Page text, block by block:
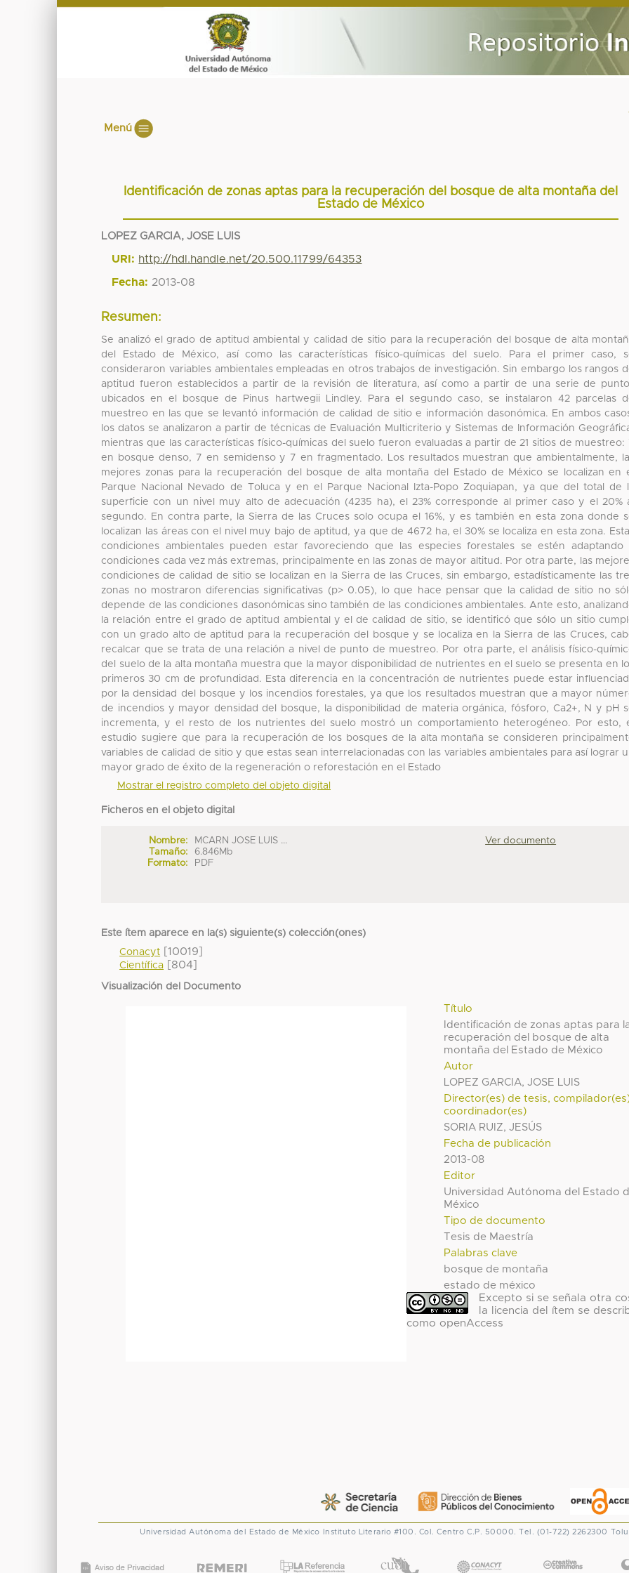
Menú
Identificación de zonas aptas para la recuperación del bosque de alta montaña del
Estado de México
LOPEZ GARCIA, JOSE LUIS
URI: http://hdl.handle.net/20.500.11799/64353
Fecha: 2013-08
Resumen:
Se analizó el grado de aptitud ambiental y calidad de sitio para la recuperación del bosque de alta
del Estado de México, así como las características físico-químicas del suelo. Para el primer caso,
consideraron variables ambientales empleadas en otros trabajos de investigación. Sin embargo los rangos
aptitud fueron establecidos a partir de la revisión de literatura, así como a partir de una serie de
ubicados en el bosque de Pinus hartwegii Lindley. Para el segundo caso, se instalaron 42 parcelas
muestreo en las que se levantó información de calidad de sitio e información dasonómica. En ambos
los datos se analizaron a partir de técnicas de Evaluación Multicriterio y Sistemas de Información
mientras que las características físico-químicas del suelo fueron evaluadas a partir de 21 sitios de muestreo:
en bosque denso, 7 en semidenso y 7 en fragmentado. Los resultados muestran que ambientalmente,
mejores zonas para la recuperación del bosque de alta montaña del Estado de México se localizan en
Parque Nacional Nevado de Toluca y en el Parque Nacional Izta-Popo Zoquiapan, ya que del total de
superficie con un nivel muy alto de adecuación (4235 ha), el 23% corresponde al primer caso y el 20%
segundo. En contra parte, la Sierra de las Cruces solo ocupa el 16%, y es también en esta zona donde
localizan las áreas con el nivel muy bajo de aptitud, ya que de 4672 ha, el 30% se localiza en esta zona.
condiciones ambientales pueden estar favoreciendo que las especies forestales se estén adaptando
condiciones cada vez más extremas, principalmente en las zonas de mayor altitud. Por otra parte, las
condiciones de calidad de sitio se localizan en la Sierra de las Cruces, sin embargo, estadísticamente las
zonas no mostraron diferencias significativas (p> 0.05), lo que hace pensar que la calidad de sitio no
depende de las condiciones dasonómicas sino también de las condiciones ambientales. Ante esto,
la relación entre el grado de aptitud ambiental y el de calidad de sitio, se identificó que sólo un sitio
con un grado alto de aptitud para la recuperación del bosque y se localiza en la Sierra de las Cruces,
recalcar que se trata de una relación a nivel de punto de muestreo. Por otra parte, el análisis físico-
del suelo de la alta montaña muestra que la mayor disponibilidad de nutrientes en el suelo se presenta en
primeros 30 cm de profundidad. Esta diferencia en la concentración de nutrientes puede estar
por la densidad del bosque y los incendios forestales, ya que los resultados muestran que a mayor
de incendios y mayor densidad del bosque, la disponibilidad de materia orgánica, fósforo, Ca2+, N y pH
incrementa, y el resto de los nutrientes del suelo mostró un comportamiento heterogéneo. Por esto,
estudio sugiere que para la recuperación de los bosques de la alta montaña se consideren
variables de calidad de sitio y que estas sean interrelacionadas con las variables ambientales para así lograr
mayor grado de éxito de la regeneración o reforestación en el Estado
Mostrar el registro completo del objeto digital
Ficheros en el objeto digital
Nombre:
MCARN JOSE LUIS ...
Tamaño:
6.846Mb
Formato:
PDF
Ver documento
Este ítem aparece en la(s) siguiente(s) colección(ones)
Conacyt [10019]
Científica [804]
Visualización del Documento
Título
Identificación de zonas aptas para
recuperación del bosque de alta
montaña del Estado de México
Autor
LOPEZ GARCIA, JOSE LUIS
Director(es) de tesis,
coordinador(es)
SORIA RUIZ, JESÚS
Fecha de publicación
2013-08
Editor
Universidad Autónoma del Estado
México
Tipo de documento
Tesis de Maestría
Palabras clave
bosque de montaña
estado de méxico
Excepto si se señala otra
la licencia del ítem se
como openAccess
Universidad Autónoma del Estado de México Instituto Literario #100. Col. Centro C.P. 50000. Tel. (01-722) 2262300